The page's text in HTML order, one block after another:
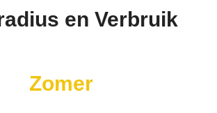
en Verbruik
Zomer